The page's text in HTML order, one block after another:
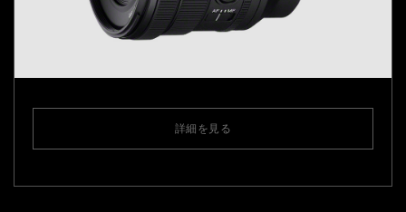
詳細を見る